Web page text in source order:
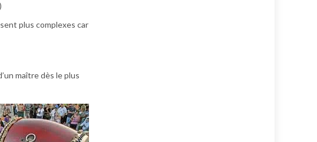
plus complexes car
maître dès le plus